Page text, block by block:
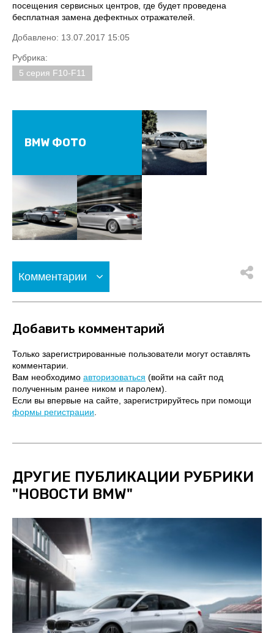
посещения сервисных центров, где будет проведена
бесплатная замена дефектных отражателей.
Добавлено: 13.07.2017 15:05
Рубрика:
5 серия F10-F11
BMW ФОТО
Комментарии
Добавить комментарий
Только зарегистрированные пользователи могут оставлять
комментарии.
Вам необходимо авторизоваться (войти на сайт под
полученным ранее ником и паролем).
Если вы впервые на сайте, зарегистрируйтесь при помощи
формы регистрации.
ДРУГИЕ ПУБЛИКАЦИИ РУБРИКИ
"НОВОСТИ BMW"